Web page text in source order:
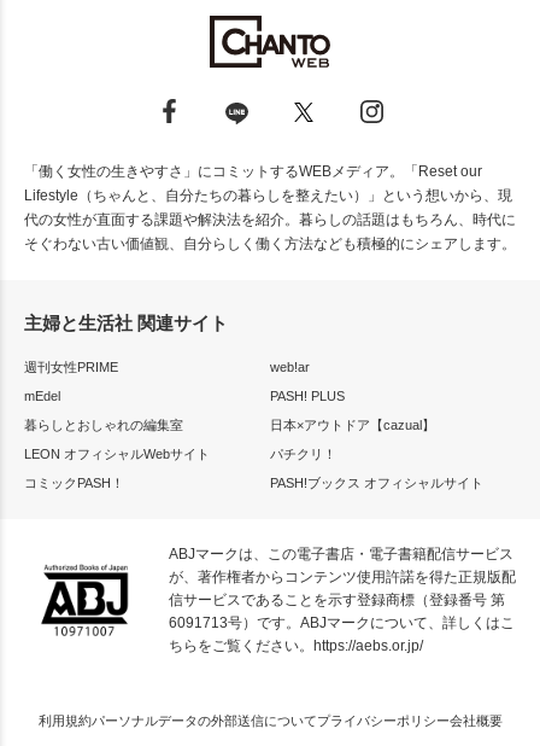
「働く女性の生きやすさ」にコミットするWEBメディア。「Reset our
Lifestyle（ちゃんと、自分たちの暮らしを整えたい）」という想いから、現
代の女性が直面する課題や解決法を紹介。暮らしの話題はもちろん、時代に
そぐわない古い価値観、自分らしく働く方法なども積極的にシェアします。
主婦と生活社 関連サイト
週刊女性PRIME
web!ar
mEdel
PASH! PLUS
暮らしとおしゃれの編集室
日本×アウトドア【cazual】
LEON オフィシャルWebサイト
パチクリ！
コミックPASH！
PASH!ブックス オフィシャルサイト
ABJマークは、この電子書店・電子書籍配信サービス
が、著作権者からコンテンツ使用許諾を得た正規版配
信サービスであることを示す登録商標（登録番号 第
6091713号）です。ABJマークについて、詳しくはこ
ちらをご覧ください。
https://aebs.or.jp/
利用規約パーソナルデータの外部送信についてプライバシーポリシー会社概要